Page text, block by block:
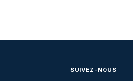
SUIVEZ-NOUS